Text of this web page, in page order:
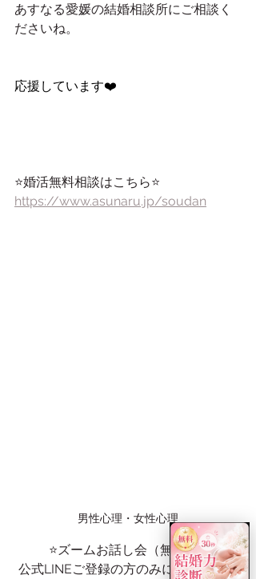
あすなる愛媛の結婚相談所にご相談く
ださいね。
応援しています❤️
⭐️婚活無料相談はこちら⭐️
https://www.asunaru.jp/soudan
男性心理・女性心理
⭐️ズームお話し会（無料）⭐️
公式LINEご登録の方のみにさせて頂い